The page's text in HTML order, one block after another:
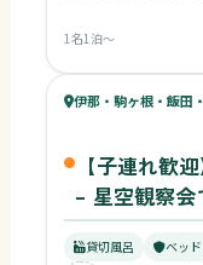
1名1泊〜
71ベビー
74キッズ
伊那・駒ヶ根・飯田
【子連れ歓
– 星空観察
貸切風呂 ベッ